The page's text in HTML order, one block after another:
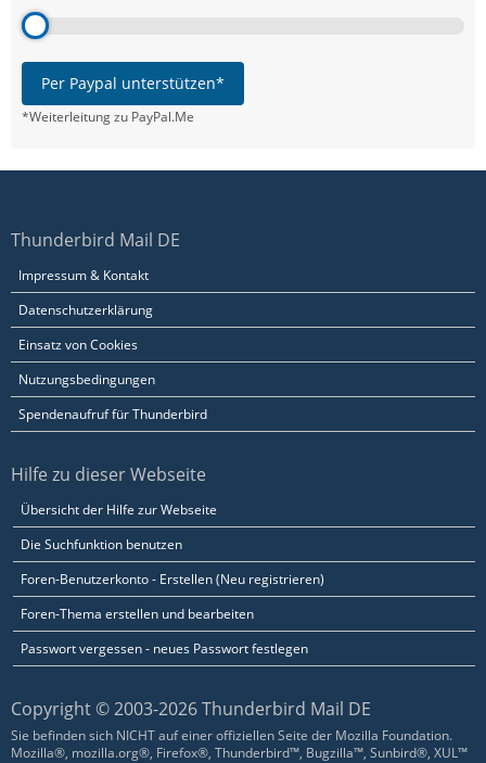
Per Paypal unterstützen*
*Weiterleitung zu PayPal.Me
Thunderbird Mail DE
Impressum & Kontakt
Datenschutzerklärung
Einsatz von Cookies
Nutzungsbedingungen
Spendenaufruf für Thunderbird
Hilfe zu dieser Webseite
Übersicht der Hilfe zur Webseite
Die Suchfunktion benutzen
Foren-Benutzerkonto - Erstellen (Neu registrieren)
Foren-Thema erstellen und bearbeiten
Passwort vergessen - neues Passwort festlegen
Copyright © 2003-2026 Thunderbird Mail DE
Sie befinden sich NICHT auf einer offiziellen Seite der Mozilla Foundation.
Mozilla®, mozilla.org®, Firefox®, Thunderbird™, Bugzilla™, Sunbird®, XUL™